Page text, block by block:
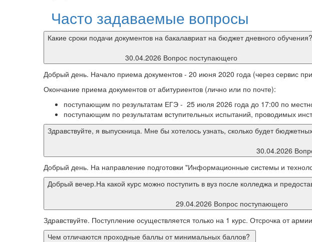
Часто задаваемые вопросы
Какие сроки подачи документов на бакалавриат на бюджет дневного обучения?
30.04.2026 Вопрос поступающего
Добрый день. Начало приема документов - 20 июня 2020 года (через сервис
Окончание приема документов от абитуриентов (лично или по почте):
поступающим по результатам ЕГЭ - 25 июля 2026 года до 17:00 по
поступающим по результатам вступительных испытаний, проводимых
Здравствуйте, я выпускница. Мне бы хотелось узнать, сколько будет
30.04.2026
Добрый день. На направление подготовки "Информационные системы и
Добрый вечер.На какой курс можно поступить в вуз после колледжа и
29.04.2026 Вопрос поступающего
Здравствуйте. Поступление осуществляется только на 1 курс. Отсрочка от
Чем отличаются проходные баллы от минимальных баллов?